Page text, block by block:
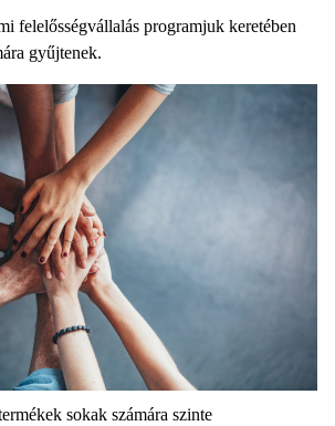
felelősségvállalás programjuk keretében
gyűjtenek.
sokak számára szinte